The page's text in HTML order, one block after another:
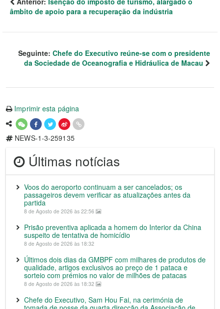
âmbito de apoio para a recuperação da indústria
Seguinte: Chefe do Executivo reúne-se com o presidente
da Sociedade de Oceanografia e Hidráulica de Macau
Imprimir esta página
NEWS-1-3-259135
Últimas notícias
Voos do aeroporto continuam a ser cancelados; os
passageiros devem verificar as atualizações antes da
partida
8 de Agosto de 2026 às 22:56
Prisão preventiva aplicada a homem do Interior da China
suspeito de tentativa de homicídio
8 de Agosto de 2026 às 18:32
Últimos dois dias da GMBPF com milhares de produtos de
qualidade, artigos exclusivos ao preço de 1 pataca e
sorteio com prémios no valor de milhões de patacas
8 de Agosto de 2026 às 18:32
Chefe do Executivo, Sam Hou Fai, na cerimónia de